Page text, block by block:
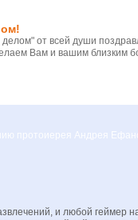
от всей души
Вам и вашим близким
протоиерея Андрея
и любой геймер